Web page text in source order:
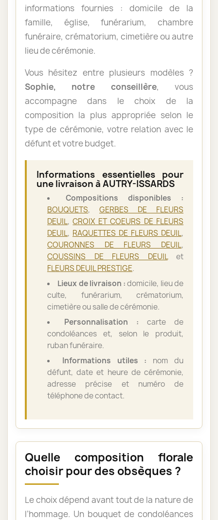
informations fournies : domicile de la
famille, église, funérarium, chambre
funéraire, crématorium, cimetière ou autre
lieu de cérémonie.
Vous hésitez entre plusieurs modèles ?
Sophie, notre conseillère, vous
accompagne dans le choix de la
composition la plus appropriée selon le
type de cérémonie, votre relation avec le
défunt et votre budget.
Informations essentielles pour
une livraison à AUTRY-ISSARDS
Compositions disponibles :
BOUQUETS, GERBES DE FLEURS
DEUIL,CROIX ET COEURS DE FLEURS
DEUIL, RAQUETTES DE FLEURS DEUIL,
COURONNES DE FLEURS DEUIL,
COUSSINS DE FLEURS DEUILet
FLEURS DEUIL PRESTIGE.
Lieux de livraison :domicile, lieu de
culte, funérarium, crématorium,
cimetière ou salle de cérémonie.
Personnalisation : carte de
condoléances et, selon le produit,
ruban funéraire.
Informations utiles : nom du
défunt, date et heure de cérémonie,
adresse précise et numéro de
téléphone de contact.
Quelle composition florale
choisir pour des obsèques ?
Le choix dépend avant tout de la nature de
l’hommage. Un bouquet de condoléances